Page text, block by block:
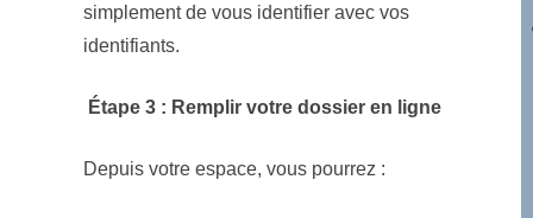
simplement de vous identifier avec vos
identifiants.
Étape 3 : Remplir votre dossier en ligne
Depuis votre espace, vous pourrez :